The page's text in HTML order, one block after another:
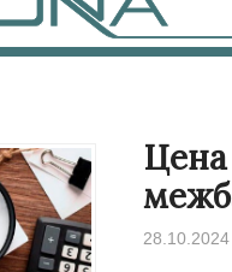
Цена